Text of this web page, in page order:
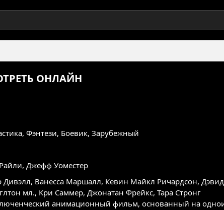
ОНЛАЙН
, Фэнтези, Боевик, Зарубежный
Джефф Уоместер
Дивэлл, Ванесса Маршалл, Кевин Майкл Ричардсон,
мл., Кри Саммер, Джонатан Фрейкс, Тара Стронг
анимационный фильм, основанный на